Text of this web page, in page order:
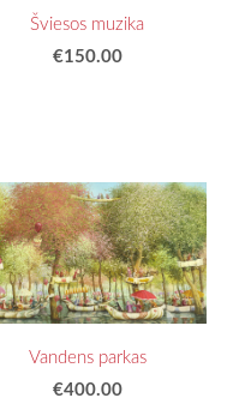
Šviesos muzika
€150.00
Vandens parkas
€400.00